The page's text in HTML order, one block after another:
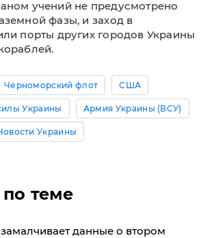
учений не предусмотрено
фазы, и заход в
порты других городов Украины
Черноморский флот США
Украины Армия Украины (ВСУ)
Украины
теме
данные о втором